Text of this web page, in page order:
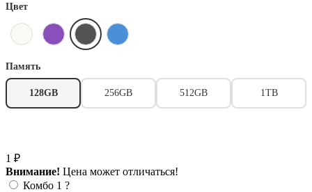
Цвет
Память
128GB 256GB 512GB 1TB
1 ₽
Внимание! Цена может отличаться!
Комбо 1 ?